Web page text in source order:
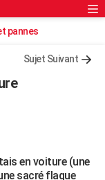
Rechercher
pannes
Sujet Suivant
en voiture (une
sacré flaque